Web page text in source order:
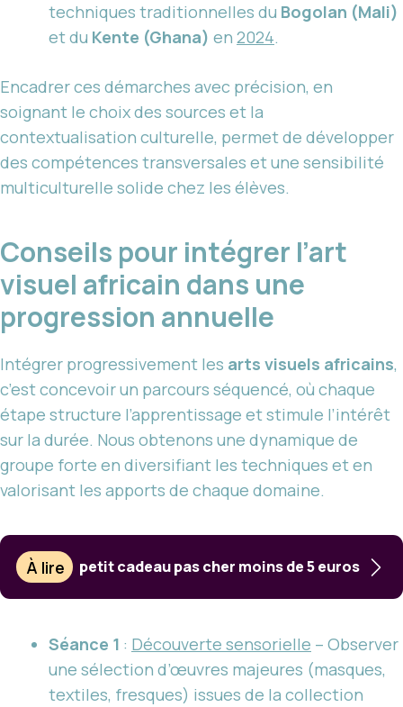
techniques traditionnelles du Bogolan (Mali)
et du Kente (Ghana) en 2024.
Encadrer ces démarches avec précision, en
soignant le choix des sources et la
contextualisation culturelle, permet de développer
des compétences transversales et une sensibilité
multiculturelle solide chez les élèves.
Conseils pour intégrer l’art
visuel africain dans une
progression annuelle
Intégrer progressivement les arts visuels africains,
c’est concevoir un parcours séquencé, où chaque
étape structure l’apprentissage et stimule l’intérêt
sur la durée. Nous obtenons une dynamique de
groupe forte en diversifiant les techniques et en
valorisant les apports de chaque domaine.
À lire petit cadeau pas cher moins de 5 euros
Séance 1 : Découverte sensorielle – Observer
une sélection d’œuvres majeures (masques,
textiles, fresques) issues de la collection